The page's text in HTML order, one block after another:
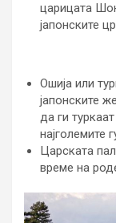
царицата
јапонските
Ошија или
јапонските
да ги
најголемите
Царската
време на